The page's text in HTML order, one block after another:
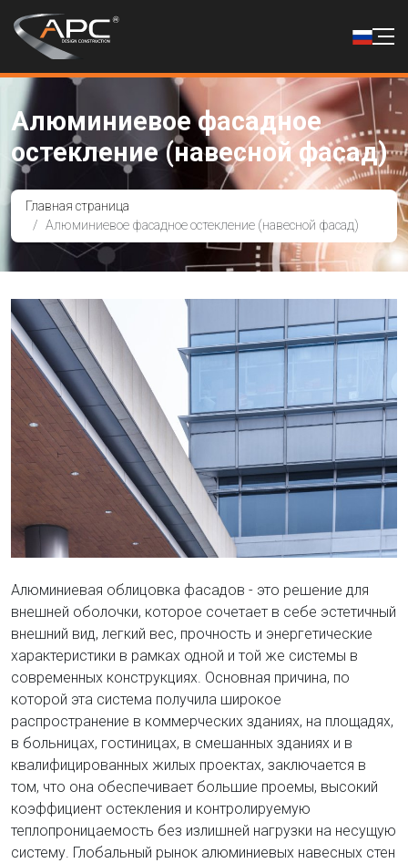
Алюминиевое фасадное
остекление (навесной фасад)
Главная страница
Алюминиевое фасадное остекление (навесной фасад)
Алюминиевая облицовка фасадов - это решение для
внешней оболочки, которое сочетает в себе эстетичный
внешний вид, легкий вес, прочность и энергетические
характеристики в рамках одной и той же системы в
современных конструкциях. Основная причина, по
которой эта система получила широкое
распространение в коммерческих зданиях, на площадях,
в больницах, гостиницах, в смешанных зданиях и в
квалифицированных жилых проектах, заключается в
том, что она обеспечивает большие проемы, высокий
коэффициент остекления и контролируемую
теплопроницаемость без излишней нагрузки на несущую
систему. Глобальный рынок алюминиевых навесных стен